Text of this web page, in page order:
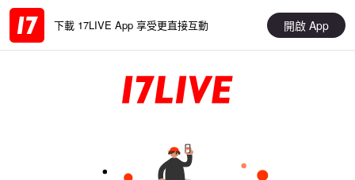
下載 17LIVE App 享受更直接互動 開啟 App